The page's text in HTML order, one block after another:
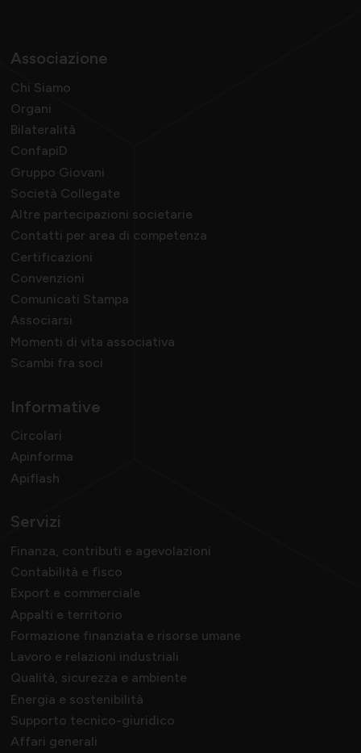
Associazione
Chi Siamo
Organi
Bilateralità
ConfapiD
Gruppo Giovani
Società Collegate
Altre partecipazioni societarie
Contatti per area di competenza
Certificazioni
Convenzioni
Comunicati Stampa
Associarsi
Momenti di vita associativa
Scambi fra soci
Informative
Circolari
Apinforma
Apiflash
Servizi
Finanza, contributi e agevolazioni
Contabilità e fisco
Export e commerciale
Appalti e territorio
Formazione finanziata e risorse umane
Lavoro e relazioni industriali
Qualità, sicurezza e ambiente
Energia e sostenibilità
Supporto tecnico-giuridico
Affari generali
Scambi fra soci